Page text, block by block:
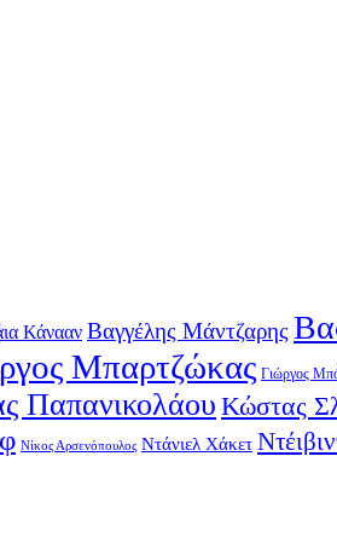
Κάνααν Βαγγέλης Μάντζαρης
Μπαρτζώκας Γιώργος
Παπανικολάου Κώστας
Νίκος Αρσενόπουλος Ντάνιελ Χάκετ